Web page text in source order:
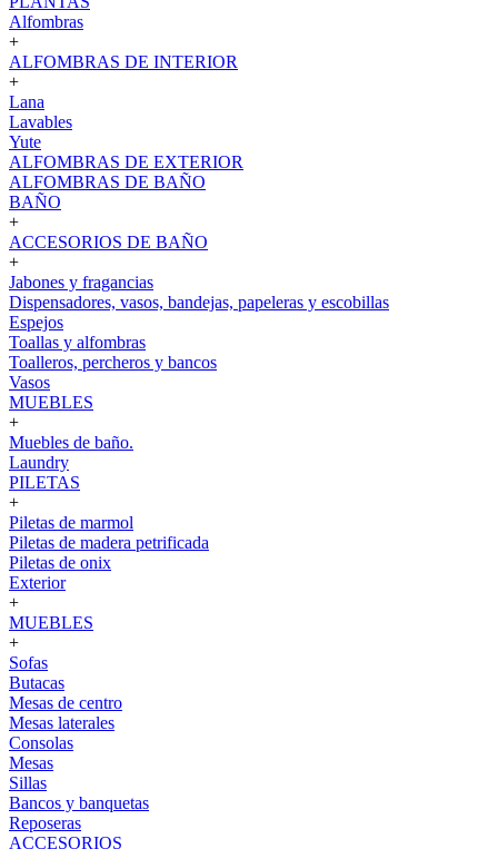
Alfombras
+
ALFOMBRAS DE INTERIOR
+
Lana
Lavables
Yute
ALFOMBRAS DE EXTERIOR
ALFOMBRAS DE BAÑO
BAÑO
+
ACCESORIOS DE BAÑO
+
Jabones y fragancias
Dispensadores, vasos, bandejas, papeleras y escobillas
Espejos
Toallas y alfombras
Toalleros, percheros y bancos
Vasos
MUEBLES
+
Muebles de baño.
Laundry
PILETAS
+
Piletas de marmol
Piletas de madera petrificada
Piletas de onix
Exterior
+
MUEBLES
+
Sofas
Butacas
Mesas de centro
Mesas laterales
Consolas
Mesas
Sillas
Bancos y banquetas
Reposeras
ACCESORIOS